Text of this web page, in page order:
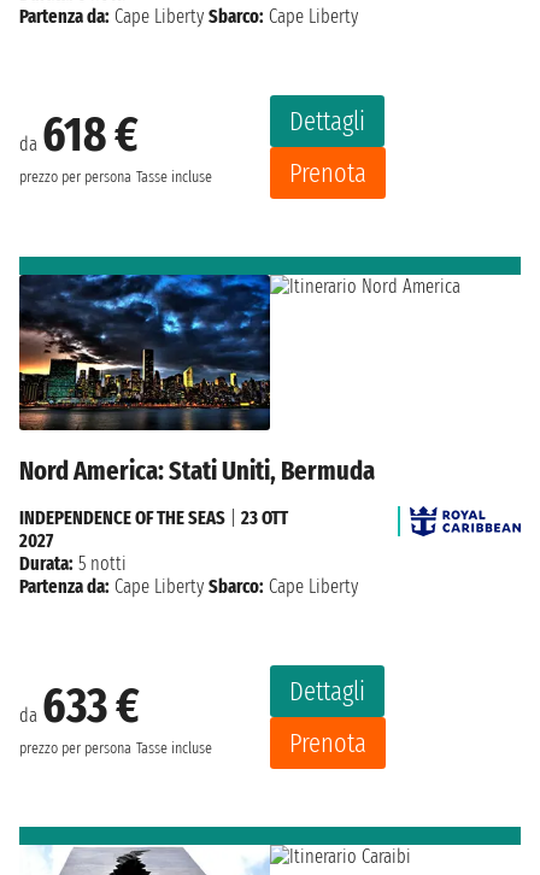
da 618 €
prezzo per persona Tasse incluse
Dettagli
Prenota
Partenza da: Cape Liberty Sbarco: Cape Liberty
Nord America: Stati Uniti, Bermuda
da 633 €
prezzo per persona Tasse incluse
Dettagli
Prenota
INDEPENDENCE OF THE SEAS
23 OTT
2027
Durata: 5 notti
Partenza da: Cape Liberty Sbarco: Cape Liberty